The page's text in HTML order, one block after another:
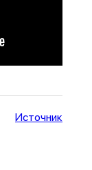
Источник